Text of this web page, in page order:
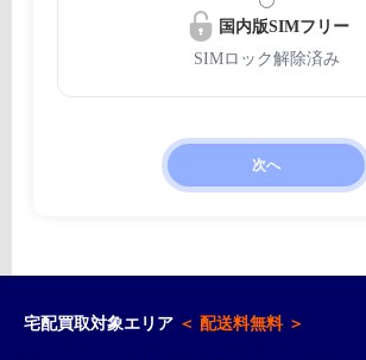
国内版SIMフリー
SIMロック解除済み
次へ
宅配買取対象エリア ＜ 配送料無料 ＞